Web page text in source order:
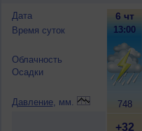
Дата
Время суток
Облачность
Осадки
Давление, мм.
6 чт
13:00
748
+32